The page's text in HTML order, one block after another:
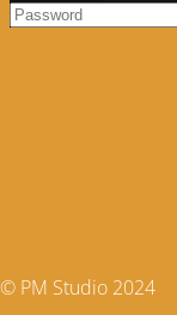
© PM Studio 2024